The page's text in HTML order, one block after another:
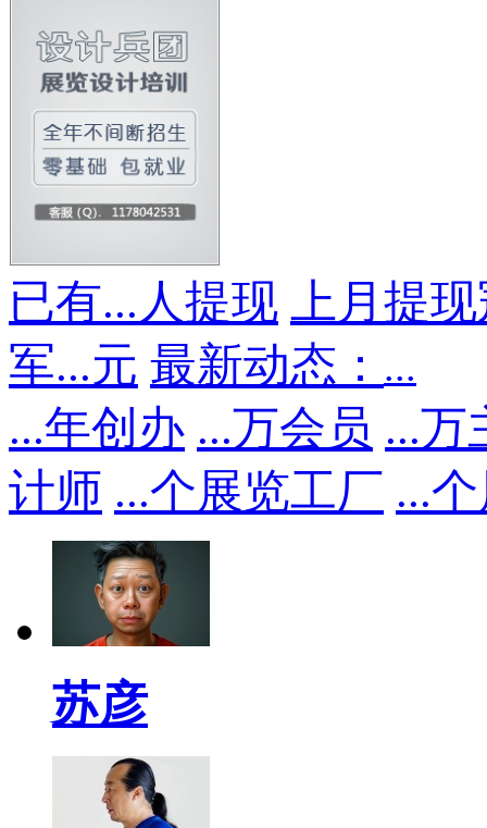
已有... 人提现
上月提
军...元 最新动态： ...
...年创办 ...万会员 ...万
计师 ...个展览工厂 ...
苏彦